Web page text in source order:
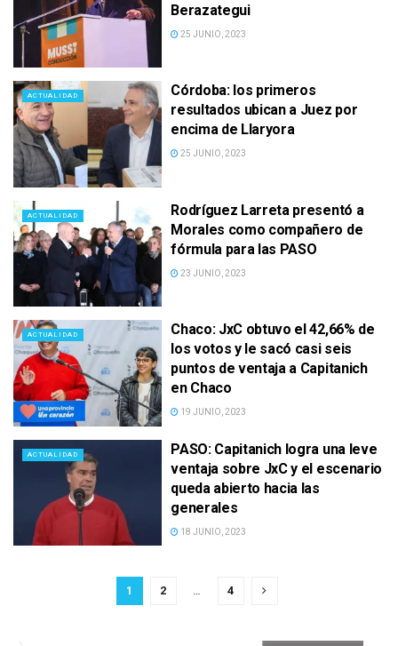
Berazategui
25 JUNIO, 2023
ACTUALIDAD
Córdoba: los primeros
resultados ubican a Juez por
encima de Llaryora
25 JUNIO, 2023
ACTUALIDAD
Rodríguez Larreta presentó a
Morales como compañero de
fórmula para las PASO
23 JUNIO, 2023
ACTUALIDAD
Chaco: JxC obtuvo el 42,66% de
los votos y le sacó casi seis
puntos de ventaja a Capitanich
en Chaco
19 JUNIO, 2023
ACTUALIDAD
PASO: Capitanich logra una leve
ventaja sobre JxC y el escenario
queda abierto hacia las
generales
18 JUNIO, 2023
1 2 … 4